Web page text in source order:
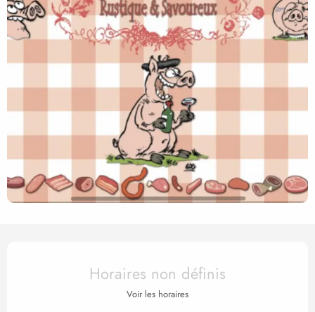
Ouverture et coordonnées
Horaires non définis
Voir les horaires